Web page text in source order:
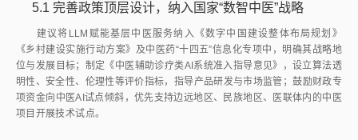
5.1 完善政策顶层设计，纳入国家“数智中医”战略
建议将LLM赋能基层中医服务纳入《数字中国建设整体布局规划》
《乡村建设实施行动方案》及中医药“十四五”信息化专项中，明确其战略地
位与发展目标；制定《中医辅助诊疗类AI系统准入指导意见》，设立算法透
明性、安全性、伦理性等评价指标，指导产品研发与市场监管；鼓励财政专
项资金向中医AI试点倾斜，优先支持边远地区、民族地区、医联体内的中医
项目开展技术试点。